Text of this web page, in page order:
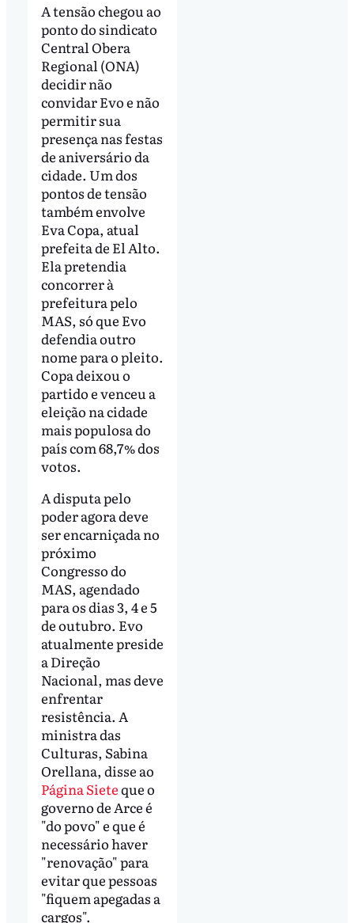
A tensão chegou ao
ponto do sindicato
Central Obera
Regional (ONA)
decidir não
convidar Evo e não
permitir sua
presença nas festas
de aniversário da
cidade. Um dos
pontos de tensão
também envolve
Eva Copa, atual
prefeita de El Alto.
Ela pretendia
concorrer à
prefeitura pelo
MAS, só que Evo
defendia outro
nome para o pleito.
Copa deixou o
partido e venceu a
eleição na cidade
mais populosa do
país com 68,7% dos
votos.
A disputa pelo
poder agora deve
ser encarniçada no
próximo
Congresso do
MAS, agendado
para os dias 3, 4 e 5
de outubro. Evo
atualmente preside
a Direção
Nacional, mas deve
enfrentar
resistência. A
ministra das
Culturas, Sabina
Orellana, disse ao
Página Sieteque o
governo de Arce é
"do povo" e que é
necessário haver
"renovação" para
evitar que pessoas
"fiquem apegadas a
cargos".